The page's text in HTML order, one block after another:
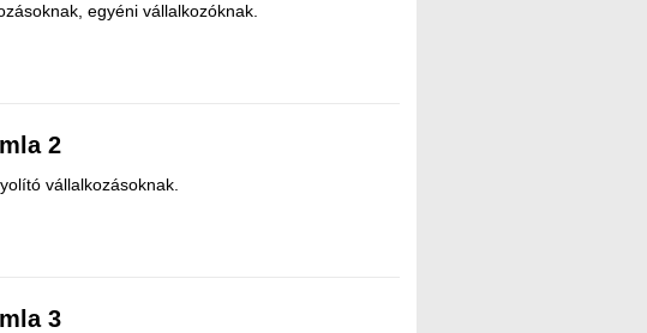
egyéni vállalkozóknak.
2
vállalkozásoknak.
3